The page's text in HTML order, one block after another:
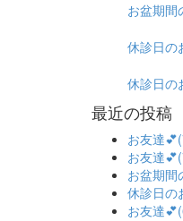
お盆期間
休診日の
休診日の
最近の投稿
お友達
お友達
お盆期間
休診日の
お友達